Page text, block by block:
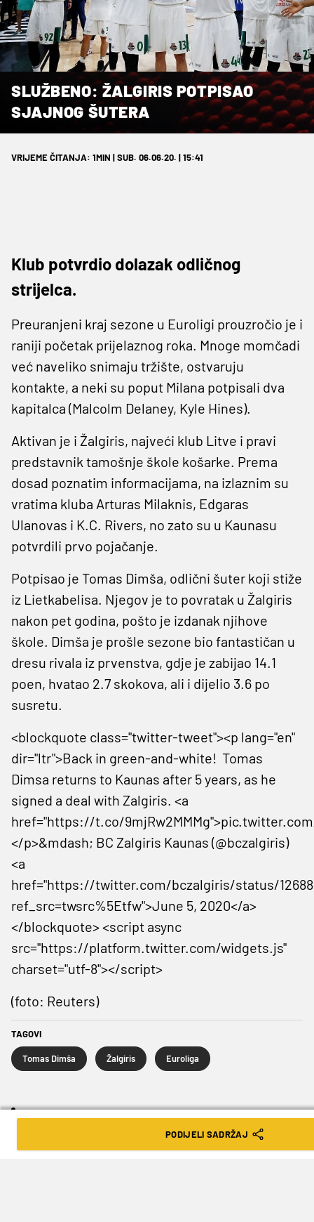
SLUŽBENO: ŽALGIRIS POTPISAO
SJAJNOG ŠUTERA
VRIJEME ČITANJA: 1MIN | SUB. 06.06.20. | 15:41
Klub potvrdio dolazak odličnog
strijelca.
Preuranjeni kraj sezone u Euroligi prouzročio je i
raniji početak prijelaznog roka. Mnoge momčadi
već naveliko snimaju tržište, ostvaruju
kontakte, a neki su poput Milana potpisali dva
kapitalca (Malcolm Delaney, Kyle Hines).
Aktivan je i Žalgiris, najveći klub Litve i pravi
predstavnik tamošnje škole košarke. Prema
dosad poznatim informacijama, na izlaznim su
vratima kluba Arturas Milaknis, Edgaras
Ulanovas i K.C. Rivers, no zato su u Kaunasu
potvrdili prvo pojačanje.
Potpisao je Tomas Dimša, odlični šuter koji stiže
iz Lietkabelisa. Njegov je to povratak u Žalgiris
nakon pet godina, pošto je izdanak njihove
škole. Dimša je prošle sezone bio fantastičan u
dresu rivala iz prvenstva, gdje je zabijao 14.1
poen, hvatao 2.7 skokova, ali i dijelio 3.6 po
susretu.
<blockquote class="twitter-tweet"><p lang="en"
dir="ltr">Back in green-and-white! Tomas
Dimsa returns to Kaunas after 5 years, as he
signed a deal with Zalgiris. <a
href="https://t.co/
</p>&mdash; BC Zalgiris Kaunas (@bczalgiris)
<a
href="https://twitter.com/bczalgiris/status/
ref_src=twsrc%5Etfw">June 5, 2020</a>
</blockquote> <script async
src="https://platform.twitter.com/widgets.js"
charset="utf-8"></script>
(foto: Reuters)
TAGOVI
Tomas Dimša Žalgiris Euroliga
SLJEDEĆA VIJEST
PODIJELI SADRŽAJ